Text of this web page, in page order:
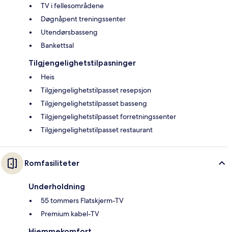
TV i fellesområdene
Døgnåpent treningssenter
Utendørsbasseng
Bankettsal
Tilgjengelighetstilpasninger
Heis
Tilgjengelighetstilpasset resepsjon
Tilgjengelighetstilpasset basseng
Tilgjengelighetstilpasset forretningssenter
Tilgjengelighetstilpasset restaurant
Romfasiliteter
Underholdning
55 tommers Flatskjerm-TV
Premium kabel-TV